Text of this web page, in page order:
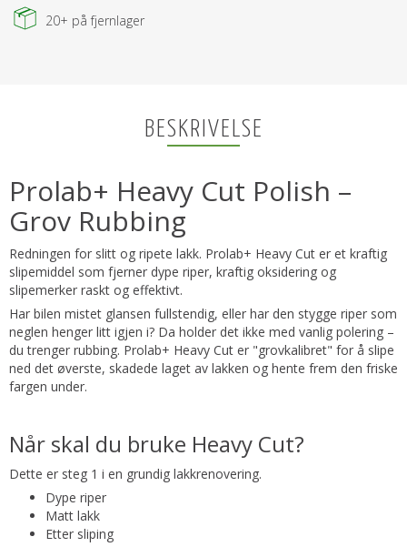
20+ på fjernlager
BESKRIVELSE
Prolab+ Heavy Cut Polish –
Grov Rubbing
Redningen for slitt og ripete lakk. Prolab+ Heavy Cut er et kraftig
slipemiddel som fjerner dype riper, kraftig oksidering og
slipemerker raskt og effektivt.
Har bilen mistet glansen fullstendig, eller har den stygge riper som
neglen henger litt igjen i? Da holder det ikke med vanlig polering –
du trenger rubbing. Prolab+ Heavy Cut er "grovkalibret" for å slipe
ned det øverste, skadede laget av lakken og hente frem den friske
fargen under.
Når skal du bruke Heavy Cut?
Dette er steg 1 i en grundig lakkrenovering.
Dype riper
Matt lakk
Etter sliping